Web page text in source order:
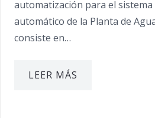
automatización para el
automático de la Planta de
consiste en…
LEER MÁS